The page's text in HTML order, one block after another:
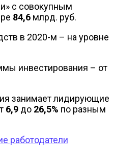
с совокупным
84,6 млрд. руб.
в 2020-м – на уровне
инвестирования – от
занимает лидирующие
6,9 до 26,5% по разным
работодатели